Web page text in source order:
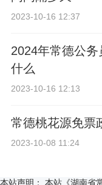
2023-10-16 12:37
2024年常德公
什么
2023-10-16 12:13
常德桃花源免票
2023-10-08 11:24
本站声明： 本站《湖南省